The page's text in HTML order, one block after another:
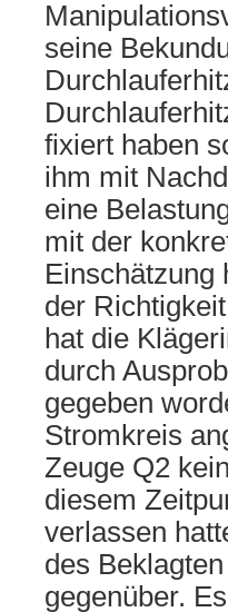
seine
fixiert haben
ihm mit
eine
mit der
Einschätzung
der
hat die
durch
gegeben
Stromkreis
Zeuge Q2
diesem
verlassen
des
gegenüber.